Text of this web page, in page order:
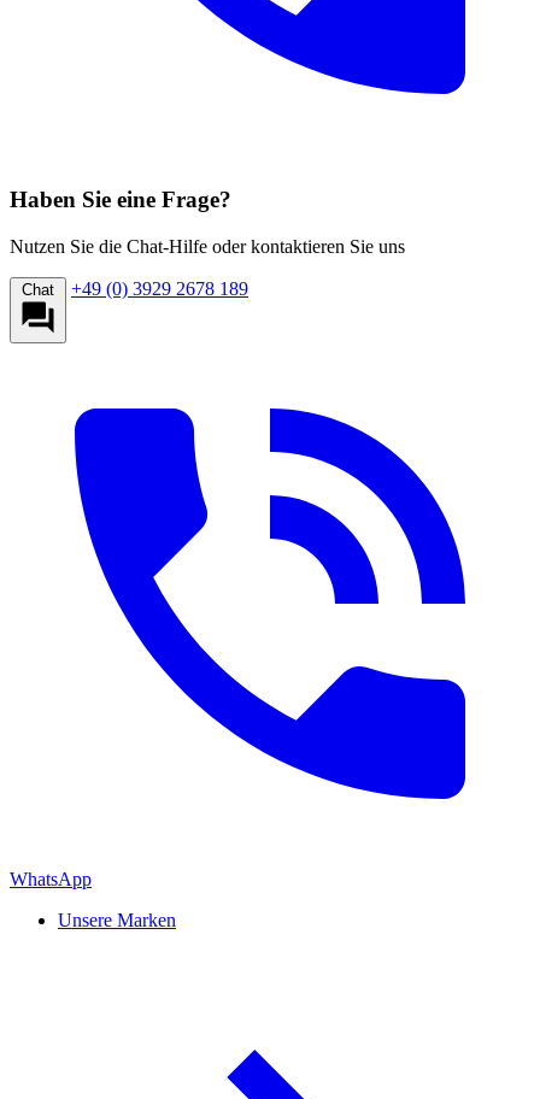
Haben Sie eine Frage?
Nutzen Sie die Chat-Hilfe oder kontaktieren Sie uns
Chat +49 (0) 3929 2678 189
WhatsApp
Unsere Marken